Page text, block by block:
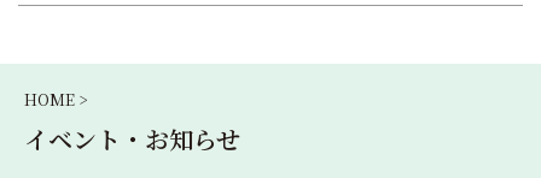
HOME >
イベント・お知らせ